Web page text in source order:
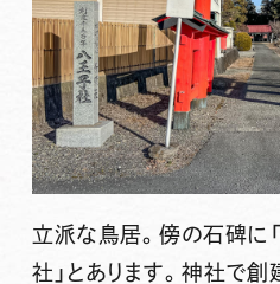
立派な鳥居。傍の石碑に
社」とあります。神社で